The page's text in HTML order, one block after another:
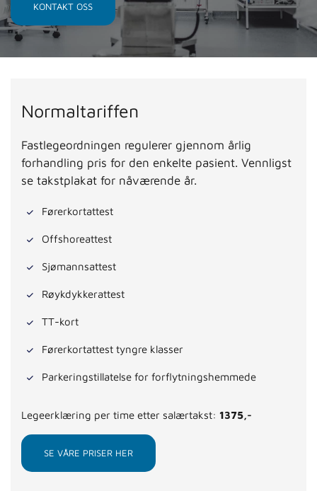
KONTAKT OSS
Normaltariffen
Fastlegeordningen regulerer gjennom årlig
forhandling pris for den enkelte pasient. Vennligst
se takstplakat for nåværende år.
Førerkortattest
Offshoreattest
Sjømannsattest
Røykdykkerattest
TT-kort
Førerkortattest tyngre klasser
Parkeringstillatelse for forflytningshemmede
Legeerklæring per time etter salærtakst: 1375,-
SE VÅRE PRISER HER